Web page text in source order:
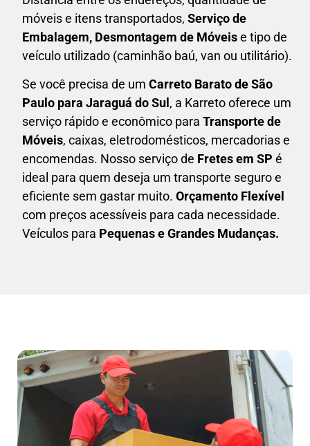
móveis e itens transportados, Serviço de
Embalagem, Desmontagem de Móveise tipo de
veículo utilizado (caminhão baú, van ou utilitário).
Se você precisa de um Carreto Baratode São
Paulo para Jaraguá do Sul , a Karreto oferece um
serviço rápido e econômico para Transporte de
Móveis, caixas, eletrodomésticos, mercadorias e
encomendas. Nosso serviço de Fretes em SP é
ideal para quem deseja um transporte seguro e
eficiente sem gastar muito. Orçamento Flexível
com preços acessíveis para cada necessidade.
Veículos para Pequenas e Grandes Mudanças.